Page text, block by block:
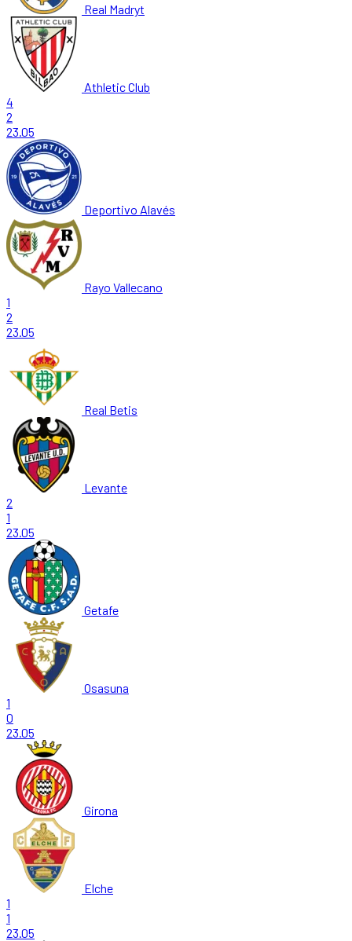
Real Madryt
Athletic Club
4
2
23.05
Deportivo Alavés
Rayo Vallecano
1
2
23.05
Real Betis
Levante
2
1
23.05
Getafe
Osasuna
1
0
23.05
Girona
Elche
1
1
23.05